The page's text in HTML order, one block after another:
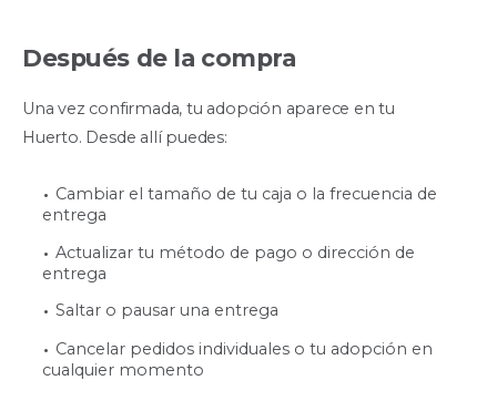
Después de la compra
Una vez confirmada, tu adopción aparece en tu
Huerto. Desde allí puedes:
Cambiar el tamaño de tu caja o la frecuencia de
entrega
Actualizar tu método de pago o dirección de
entrega
Saltar o pausar una entrega
Cancelar pedidos individuales o tu adopción en
cualquier momento